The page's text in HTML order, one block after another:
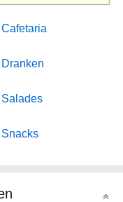
Cafetaria
Dranken
Salades
Snacks